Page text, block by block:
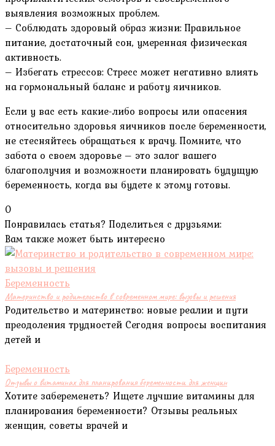
выявления возможных проблем.
– Соблюдать здоровый образ жизни: Правильное
питание, достаточный сон, умеренная физическая
активность.
– Избегать стрессов: Стресс может негативно влиять
на гормональный баланс и работу яичников.
Если у вас есть какие-либо вопросы или опасения
относительно здоровья яичников после беременности,
не стесняйтесь обращаться к врачу. Помните, что
забота о своем здоровье – это залог вашего
благополучия и возможности планировать будущую
беременность, когда вы будете к этому готовы.
0
Понравилась статья? Поделиться с друзьями:
Вам также может быть интересно
Беременность
Материнство и родительство в современном мире: вызовы и решения
Родительство и материнство: новые реалии и пути
преодоления трудностей Сегодня вопросы воспитания
детей и
Беременность
Отзывы о витаминах для планирования беременности для женщин
Хотите забеременеть? Ищете лучшие витамины для
планирования беременности? Отзывы реальных
женщин, советы врачей и